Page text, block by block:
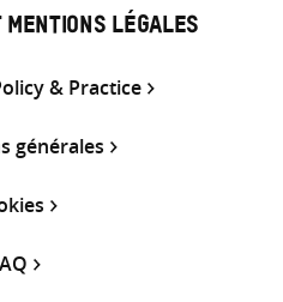
MENTIONS LÉGALES
& Practice
générales